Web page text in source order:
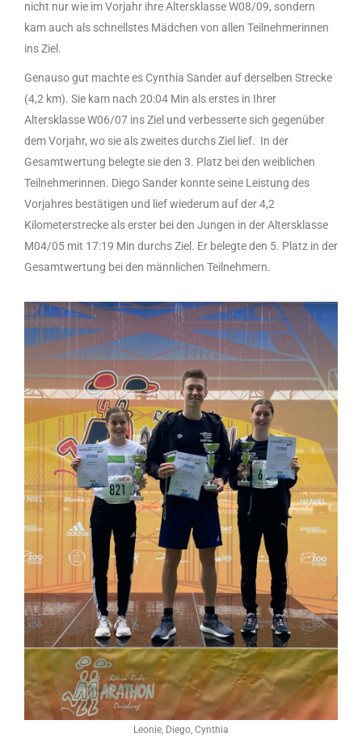
nicht nur wie im Vorjahr ihre Altersklasse W08/09, sondern
kam auch als schnellstes Mädchen von allen Teilnehmerinnen
ins Ziel.
Genauso gut machte es Cynthia Sander auf derselben Strecke
(4,2 km). Sie kam nach 20:04 Min als erstes in Ihrer
Altersklasse W06/07 ins Ziel und verbesserte sich gegenüber
dem Vorjahr, wo sie als zweites durchs Ziel lief. In der
Gesamtwertung belegte sie den 3. Platz bei den weiblichen
Teilnehmerinnen. Diego Sander konnte seine Leistung des
Vorjahres bestätigen und lief wiederum auf der 4,2
Kilometerstrecke als erster bei den Jungen in der Altersklasse
M04/05 mit 17:19 Min durchs Ziel. Er belegte den 5. Platz in der
Gesamtwertung bei den männlichen Teilnehmern.
Leonie, Diego, Cynthia